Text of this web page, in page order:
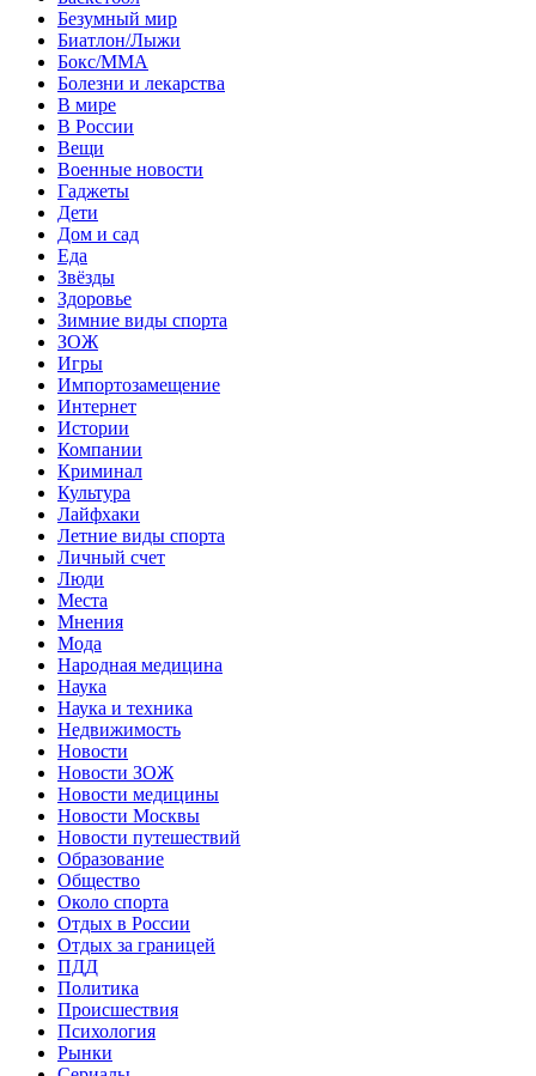
Безумный мир
Биатлон/Лыжи
Бокс/MMA
Болезни и лекарства
В мире
В России
Вещи
Военные новости
Гаджеты
Дети
Дом и сад
Еда
Звёзды
Здоровье
Зимние виды спорта
ЗОЖ
Игры
Импортозамещение
Интернет
Истории
Компании
Криминал
Культура
Лайфхаки
Летние виды спорта
Личный счет
Люди
Места
Мнения
Мода
Народная медицина
Наука
Наука и техника
Недвижимость
Новости
Новости ЗОЖ
Новости медицины
Новости Москвы
Новости путешествий
Образование
Общество
Около спорта
Отдых в России
Отдых за границей
ПДД
Политика
Происшествия
Психология
Рынки